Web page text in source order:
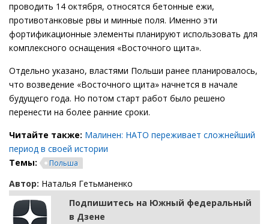
проводить 14 октября, относятся бетонные ежи,
противотанковые рвы и минные поля. Именно эти
фортификационные элементы планируют использовать для
комплексного оснащения «Восточного щита».
Отдельно указано, властями Польши ранее планировалось,
что возведение «Восточного щита» начнется в начале
будущего года. Но потом старт работ было решено
перенести на более ранние сроки.
Читайте также: Малинен: НАТО переживает сложнейший
период в своей истории
Темы:
Польша
Автор: Наталья Гетьманенко
Подпишитесь на Южный федеральный
в Дзене